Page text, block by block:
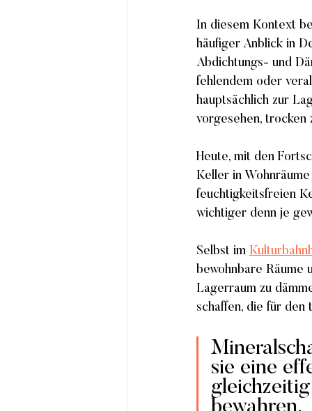
In diesem Kontext
häufiger Anblick in
Abdichtungs- und
fehlendem oder
hauptsächlich zur
vorgesehen, trocken
Heute, mit den
Keller in
feuchtigkeitsfreien
wichtiger denn je
Selbst im
bewohnbare Räume
Lagerraum zu
schaffen, die für den
sie eine